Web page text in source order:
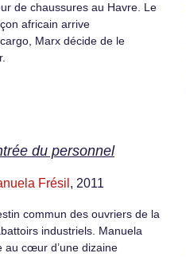
de chaussures au Havre. Le
africain arrive
Marx décide de le
du personnel
Frésil , 2011
commun des ouvriers de la
industriels. Manuela
au cœur d’une dizaine